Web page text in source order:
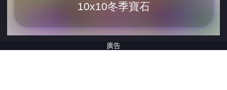
10x10冬季寶石
廣告